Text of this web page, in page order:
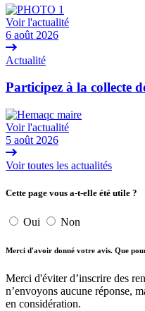
Voir l'actualité
6 août 2026
Actualité
Participez à la collecte
Voir l'actualité
5 août 2026
Voir toutes les actualités
Cette page vous a-t-elle été utile ?
Oui Non
Merci d'avoir donné votre avis. Que
Merci d'éviter d’inscrire des
n’envoyons aucune réponse,
en considération.